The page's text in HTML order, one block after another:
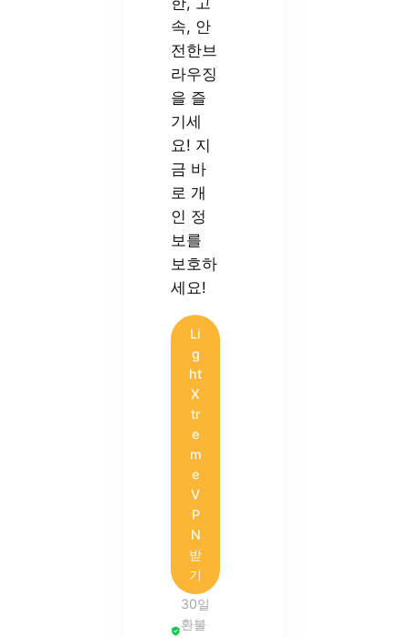
속, 안
전한브
라우징
을 즐
기세
요! 지
금 바
로 개
인 정
보를
보호하
세요!
Li
g
ht
X
tr
e
m
e
V
P
N
받
기
30일
환불